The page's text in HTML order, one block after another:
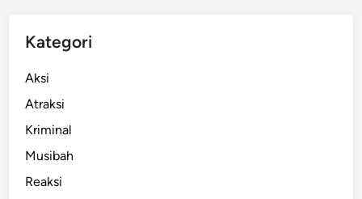
e
u
u
n
g
n
Kategori
Aksi
Atraksi
Kriminal
Musibah
Reaksi